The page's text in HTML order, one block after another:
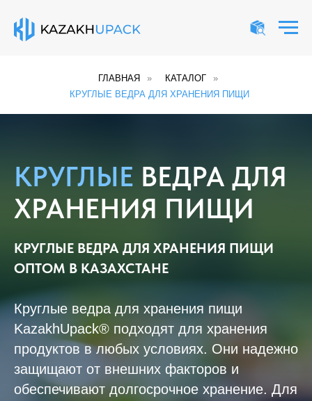
ГЛАВНАЯ » КАТАЛОГ
»
КРУГЛЫЕ ВЕДРА ДЛЯ ХРАНЕНИЯ ПИЩИ
КРУГЛЫЕ ВЕДРА ДЛЯ
ХРАНЕНИЯ ПИЩИ
КРУГЛЫЕ ВЕДРА ДЛЯ ХРАНЕНИЯ ПИЩИ
ОПТОМ В КАЗАХСТАНЕ
Круглые ведра для хранения пищи
KazakhUpack® подходят для хранения
продуктов в любых условиях. Они надежно
защищают от внешних факторов и
обеспечивают долгосрочное хранение. Для